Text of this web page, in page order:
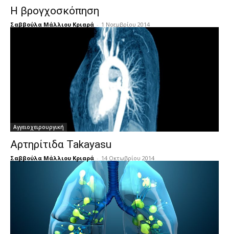
Η βρογχοσκόπηση
Σαββούλα Μάλλιου Κριαρά - 1 Νοεμβρίου 2014
Αγγειοχειρουργική
Αρτηρίτιδα Takayasu
Σαββούλα Μάλλιου Κριαρά - 14 Οκτωβρίου 2014